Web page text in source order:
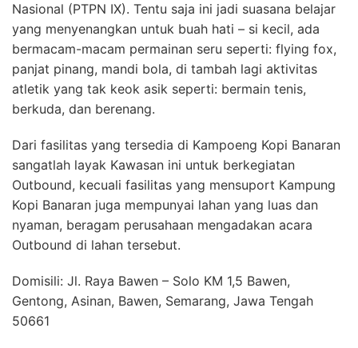
Nasional (PTPN IX). Tentu saja ini jadi suasana belajar
yang menyenangkan untuk buah hati – si kecil, ada
bermacam-macam permainan seru seperti: flying fox,
panjat pinang, mandi bola, di tambah lagi aktivitas
atletik yang tak keok asik seperti: bermain tenis,
berkuda, dan berenang.
Dari fasilitas yang tersedia di Kampoeng Kopi Banaran
sangatlah layak Kawasan ini untuk berkegiatan
Outbound, kecuali fasilitas yang mensuport Kampung
Kopi Banaran juga mempunyai lahan yang luas dan
nyaman, beragam perusahaan mengadakan acara
Outbound di lahan tersebut.
Domisili: Jl. Raya Bawen – Solo KM 1,5 Bawen,
Gentong, Asinan, Bawen, Semarang, Jawa Tengah
50661